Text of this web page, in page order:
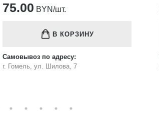
75.00 BYN/шт.
В КОРЗИНУ
Самовывоз по адресу:
г. Гомель, ул. Шилова, 7